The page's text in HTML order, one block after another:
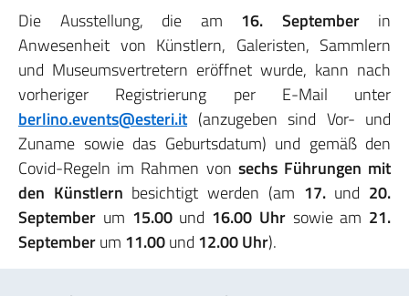
Die Ausstellung, die am 16. Septemberin
Anwesenheit von Künstlern, Galeristen, Sammlern
und Museumsvertretern eröffnet wurde, kann nach
vorheriger Registrierung per E-Mail unter
berlino.events@esteri.it (anzugeben sind Vor- und
Zuname sowie das Geburtsdatum) und gemäß den
Covid-Regeln im Rahmen von sechs Führungen mit
den Künstlern besichtigt werden (am 17. und 20.
September um 15.00und 16.00 Uhrsowie am 21.
Septemberum 11.00und 12.00 Uhr).